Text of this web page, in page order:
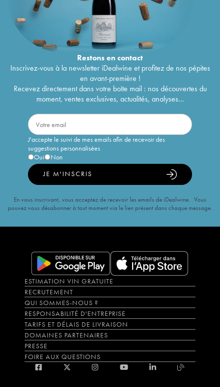
Restons encontact
Inscrivez-vous à la newsletter iDealwine et profitez de nos pépites
en avant-première !
Recevez directement dans votre boîte mail : nos découvertes du
moment, ventes exclusives, actualités, analyses...
J'accepte le suivi de mes emails afin de recevoir des
suggestions personnalisées
Oui
Non
JE M'INSCRIS
En vous inscrivant, vous acceptez de recevoir les emails de iDealwine. Vous
pouvez vous désabonner à tout moment via le lien présent dans chaque message.
ESTIMATION VIN GRATUITE
RECRUTEMENT
QUI SOMMES-NOUS ?
RESPONSABILITÉ D'ENTREPRISE
TARIFS ET DÉLAIS DE LIVRAISON
DOMAINES PARTENAIRES
PRESSE
FOIRE AUX QUESTIONS